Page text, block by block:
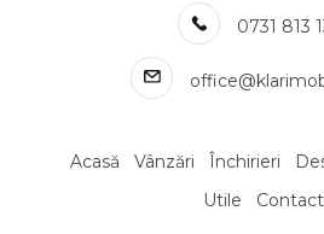
Case de inchiriat 4 camere
Case de inchiriat 5 camere
Apartamente de inchiriat
Apartamente de inchiriat in Cluj-Napoca
Apartamente de inchiriat in Cluj-Napoca
0731 813
Acasă Vânzări Închirieri
Utile
Contact